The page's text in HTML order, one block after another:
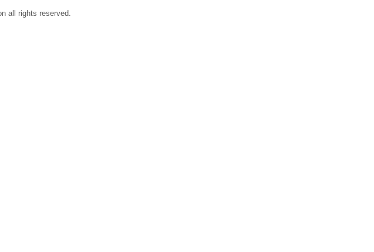
all rights reserved.